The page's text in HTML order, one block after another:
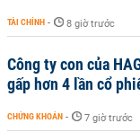
TÀI CHÍNH - 8 giờ trước
Công ty con của
gấp hơn 4 lần cổ
CHỨNG KHOÁN - 7 giờ trước